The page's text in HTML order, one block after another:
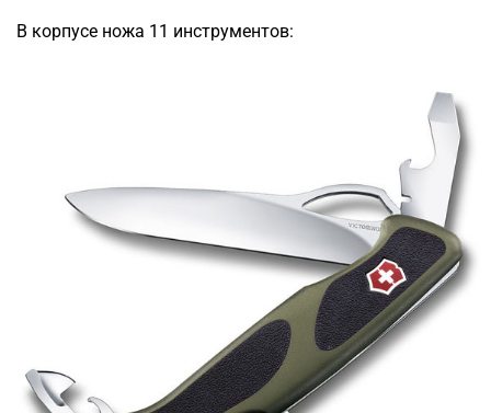
В корпусе ножа 11 инструментов: